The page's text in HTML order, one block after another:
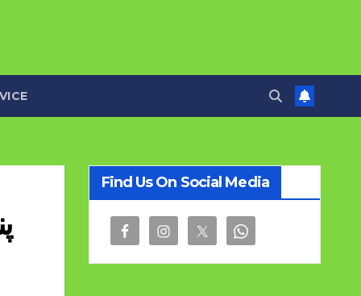
Find Us On Social Media